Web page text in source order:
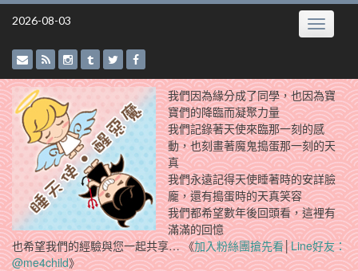
Skip
2026-08-03 Toggle
我們因為緣分成了同學，也因為寶
寶們的降臨而凝聚力量
我們記錄著天使來臨那一刻的感
動，也刻畫著魔鬼搗蛋那一刻的天
真
我們永遠記得天使睡著時的安詳臉
龐，還有搗蛋時的天真笑容
我們都希望數年後回頭看，這裡有
滿滿的回憶
也希望我們的經驗與您一起共享… 《加入粉絲團搶先看│Line好友：
@me4child》